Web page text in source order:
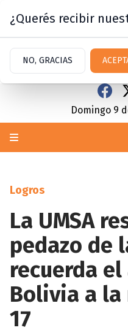
Domingo 9
Logros
La UMSA
pedazo de
recuerda
Bolivia a
17
¿Querés recibir
NO, GRACIAS